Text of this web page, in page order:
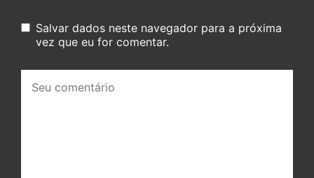
Salvar dados neste navegador para a próxima
vez que eu for comentar.
comentário: